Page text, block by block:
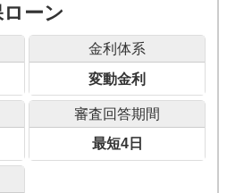
ーン
金利体系
変動金利
審査回答期間
最短4日